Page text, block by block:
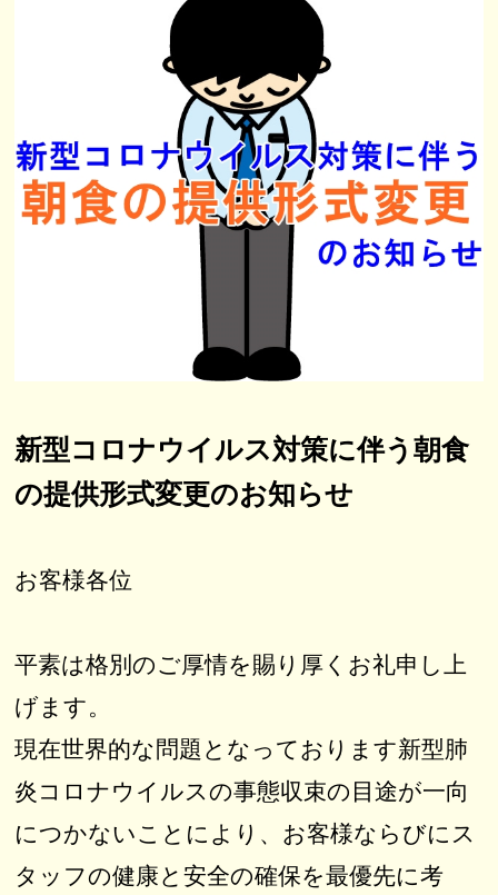
新型コロナウイルス対策に伴う朝食
の提供形式変更のお知らせ
お客様各位
平素は格別のご厚情を賜り厚くお礼申し上
げます。
現在世界的な問題となっております新型肺
炎コロナウイルスの事態収束の目途が一向
につかないことにより、お客様ならびにス
タッフの健康と安全の確保を最優先に考